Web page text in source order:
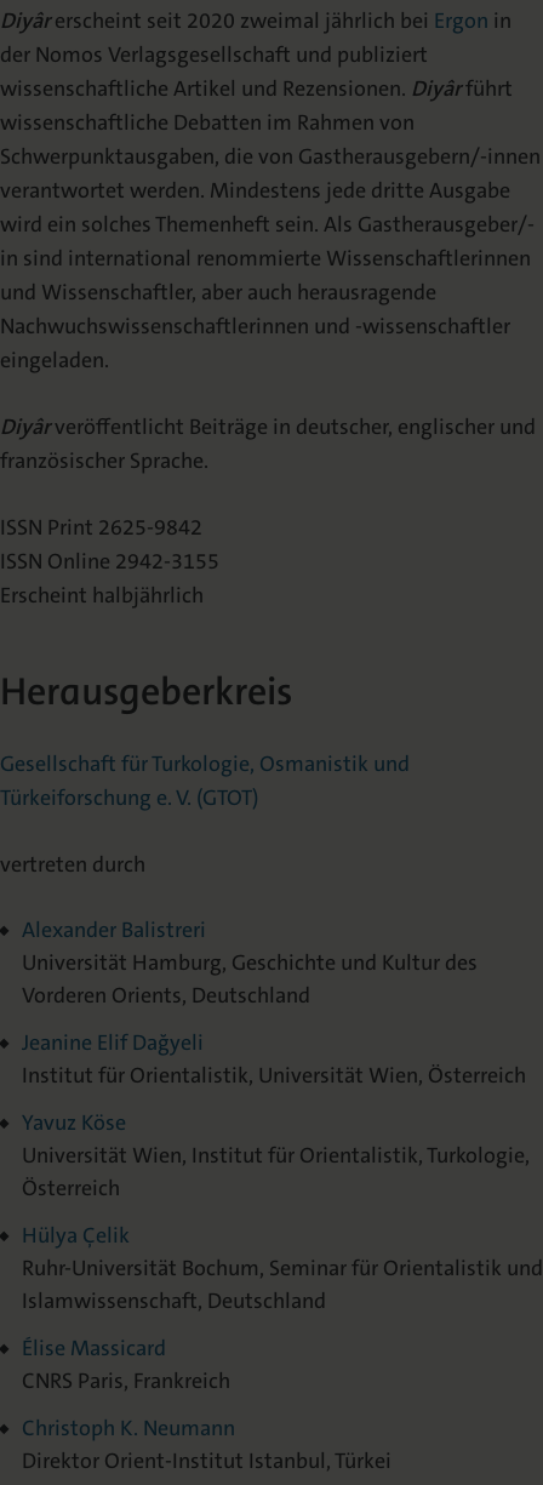
Diyâr erscheint seit 2020 zweimal jährlich bei Ergon in
der Nomos Verlagsgesellschaft und publiziert
wissenschaftliche Artikel und Rezensionen. Diyârführt
wissenschaftliche Debatten im Rahmen von
Schwerpunktausgaben, die von Gastherausgebern/-innen
verantwortet werden. Mindestens jede dritte Ausgabe
wird ein solches Themenheft sein. Als Gastherausgeber/-
in sind international renommierte Wissenschaftlerinnen
und Wissenschaftler, aber auch herausragende
Nachwuchswissenschaftlerinnen und -wissenschaftler
eingeladen.
Diyârveröffentlicht Beiträge in deutscher, englischer und
französischer Sprache.
ISSN Print 2625-9842
ISSN Online 2942-3155
Erscheint halbjährlich
Herausgeberkreis
Gesellschaft für Turkologie, Osmanistik und
Türkeiforschung e. V. (GTOT)
vertreten durch
Alexander Balistreri
Universität Hamburg, Geschichte und Kultur des
Vorderen Orients, Deutschland
Jeanine Elif Dağyeli
Institut für Orientalistik, Universität Wien, Österreich
Yavuz Köse
Universität Wien, Institut für Orientalistik, Turkologie,
Österreich
Hülya Çelik
Ruhr-Universität Bochum, Seminar für Orientalistik und
Islamwissenschaft, Deutschland
Élise Massicard
CNRS Paris, Frankreich
Christoph K. Neumann
Direktor Orient-Institut Istanbul, Türkei